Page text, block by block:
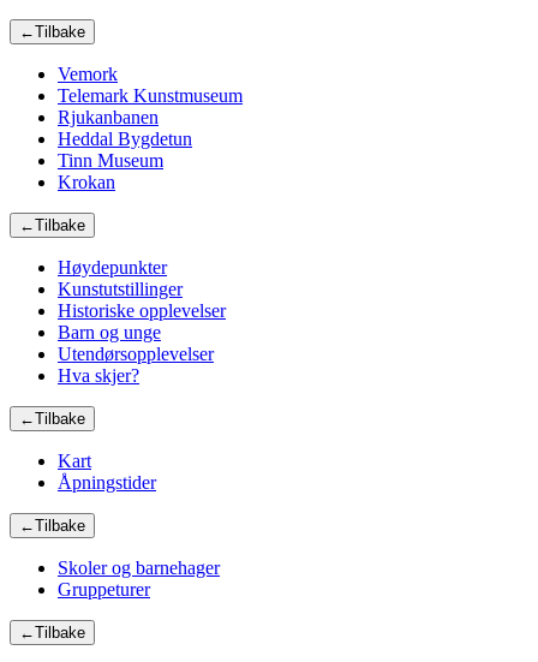
←Tilbake
Vemork
Telemark Kunstmuseum
Rjukanbanen
Heddal Bygdetun
Tinn Museum
Krokan
←Tilbake
Høydepunkter
Kunstutstillinger
Historiske opplevelser
Barn og unge
Utendørsopplevelser
Hva skjer?
←Tilbake
Kart
Åpningstider
←Tilbake
Skoler og barnehager
Gruppeturer
←Tilbake